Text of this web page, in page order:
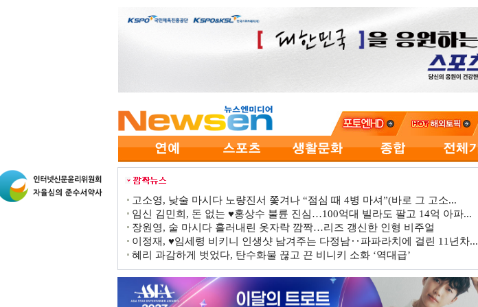
고소영, 낮술 마시다 노량진서 쫓겨나 “점심 때 4병 마셔”(바로 그 고소...
임신 김민희, 돈 없는 ♥홍상수 불륜 진심…100억대 빌라도 팔고 14억 아파...
장원영, 술 마시다 흘러내린 옷자락 깜짝…리즈 갱신한 인형 비주얼
이정재, ♥임세령 비키니 인생샷 남겨주는 다정남‥파파라치에 걸린 11년차...
혜리 과감하게 벗었다, 탄수화물 끊고 끈 비니키 소화 ‘역대급’